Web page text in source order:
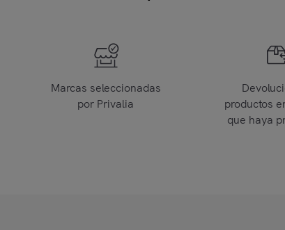
Marcas seleccionadas
por Privalia
productos
que haya